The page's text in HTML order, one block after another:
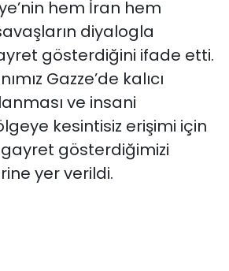
hem İran hem
diyalogla
gösterdiğini ifade etti.
Gazze’de kalıcı
ve insani
kesintisiz erişimi için
gösterdiğimizi
yer verildi.